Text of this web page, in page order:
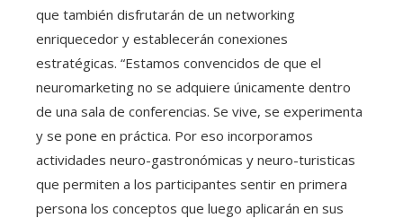
que también disfrutarán de un networking
enriquecedor y establecerán conexiones
estratégicas. “Estamos convencidos de que el
neuromarketing no se adquiere únicamente dentro
de una sala de conferencias. Se vive, se experimenta
y se pone en práctica. Por eso incorporamos
actividades neuro-gastronómicas y neuro-turisticas
que permiten a los participantes sentir en primera
persona los conceptos que luego aplicarán en sus